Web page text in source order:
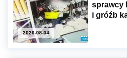
2026-08-04
sprawcy
i gróźb